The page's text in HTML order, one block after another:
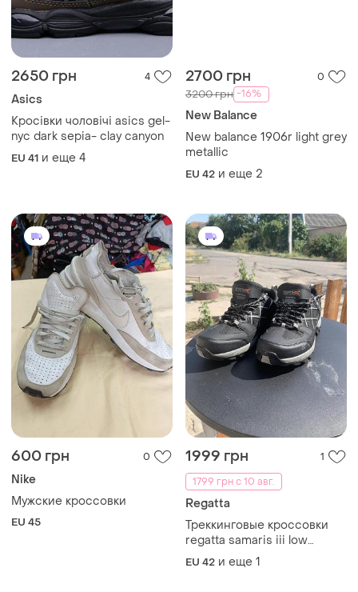
2650 грн 4
Asics
Кросівки чоловічі asics gel-
nyc dark sepia- clay canyon
EU 41 и еще 4
2700 грн 0
3200 грн -16%
New Balance
New balance 1906r light grey
metallic
EU 42 и еще 2
600 грн 0
Nike
Мужские кроссовки
EU 45
1999 грн
1
1799 грн с 10 авг.
Regatta
Треккинговые кроссовки
regatta samaris iii low
rmf835 оригинал, трекінгові
кросівки ідеал
EU 42 и еще 1